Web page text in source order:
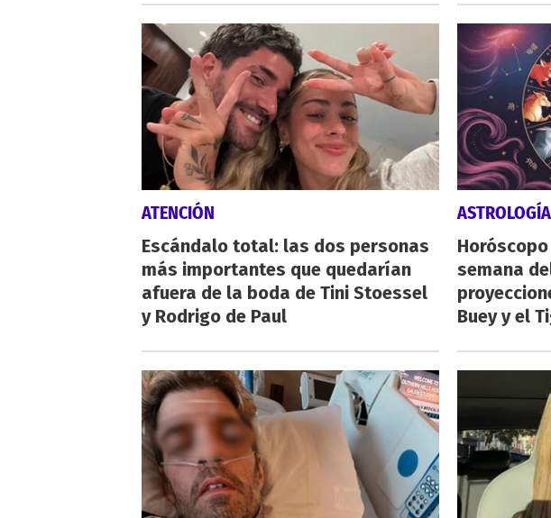
ATENCIÓN
Escándalo total: las dos personas
más importantes que quedarían
afuera de la boda de Tini Stoessel
y Rodrigo de Paul
ASTROLOGÍA
semana
Buey y el